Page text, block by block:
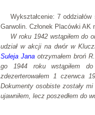
Wykształcenie: 7
Garwolin. Członek Placówki AK
W roku 1942 wstąpiłem do
udział w akcji na dwór w
Suleja Janaotrzymałem broń
go 1944 roku wstąpiłem
zdezerterowałem 1 czerwca
Dokumenty osobiste zostały
ujawniłem, lecz poszedłem do